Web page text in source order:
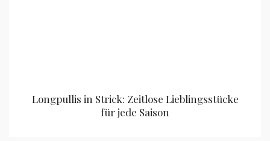
Longpullis in Strick: Zeitlose Lieblingsstücke
für jede Saison